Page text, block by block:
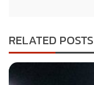
RELATED POSTS